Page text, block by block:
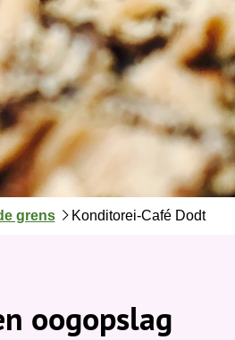
grens Konditorei-Café Dodt
oogopslag